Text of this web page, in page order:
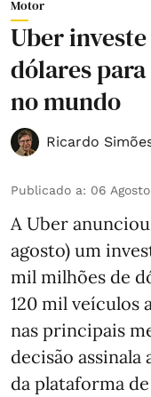
Motor
Uber
dólares
no mundo
Ricardo
Publicado a: 06
A Uber
agosto) um
mil milhões de
120 mil veículos
nas principais
decisão assinala
da plataforma